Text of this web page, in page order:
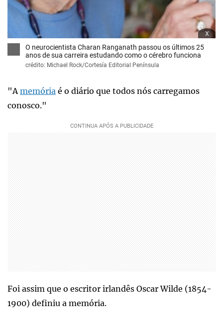
x
O neurocientista Charan Ranganath passou os últimos 25
anos de sua carreira estudando como o cérebro funciona
crédito: Michael Rock/Cortesía Editorial Península
"A memória é o diário que todos nós carregamos
conosco."
Foi assim que o escritor irlandês Oscar Wilde (1854-
1900) definiu a memória.